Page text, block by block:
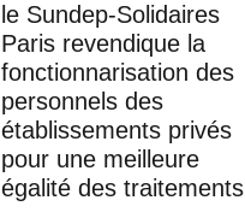
le Sundep-Solidaires
Paris revendique la
fonctionnarisation des
personnels des
établissements privés
pour une meilleure
égalité des traitements